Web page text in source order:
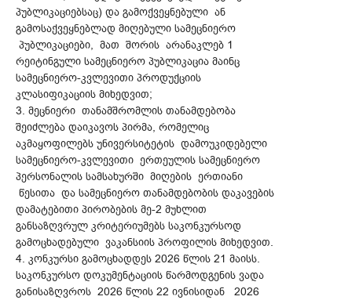
პუბლიკაციებსაც) და გამოქვეყნებული ან
გამოსაქვეყნებლად მიღებული სამეცნიერო
პუბლიკაციები, მათ შორის არანაკლებ 1
რეიტინგული სამეცნიერო პუბლიკაცია მაინც
სამეცნიერო-კვლევითი პროდუქციის
კლასიფიკაციის მიხედვით;
3. მეცნიერი თანამშრომლის თანამდებობა
შეიძლება დაიკავოს პირმა, რომელიც
აკმაყოფილებს უნივერსიტეტის დამოუკიდებელი
სამეცნიერო-კვლევითი ერთეულის სამეცნიერო
პერსონალის სამსახურში მიღების ერთიანი
წესითა და სამეცნიერო თანამდებობის დაკავების
დამატებითი პირობების მე-2 მუხლით
განსაზღვრულ კრიტერიუმებს საკონკურსოდ
გამოცხადებული ვაკანსიის პროფილის მიხედვით.
4. კონკურსი გამოცხადდეს 2026 წლის 21 მაისს.
საკონკურსო დოკუმენტაციის წარმოდგენის ვადა
განისაზღვროს 2026 წლის 22 ივნისიდან 2026